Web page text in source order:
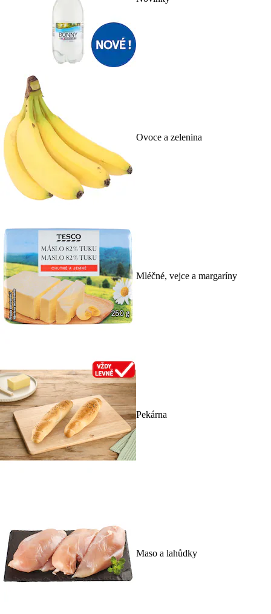
Ovoce a zelenina
Mléčné, vejce a margaríny
Pekárna
Maso a lahůdky